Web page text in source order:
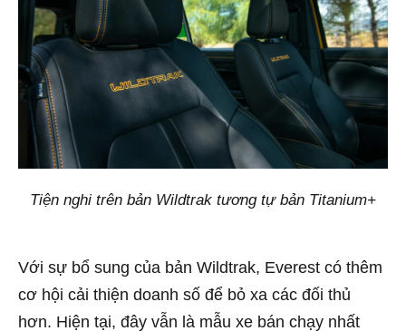
Tiện nghi trên bản Wildtrak tương tự bản Titanium+
Với sự bổ sung của bản Wildtrak, Everest có thêm
cơ hội cải thiện doanh số để bỏ xa các đối thủ
hơn. Hiện tại, đây vẫn là mẫu xe bán chạy nhất